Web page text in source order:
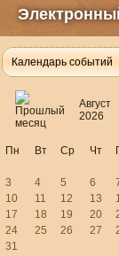
Календарь событий
Август
2026
Пн Вт Ср Чт
3
4 5 6
10
11 12 13
17
18 19 20
24
25 26 27
31